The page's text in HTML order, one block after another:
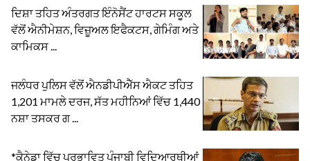
ਦਿਸ਼ਾ ਤਹਿਤ ਅੰਤਰਗਤ ਇੰਨੋਸੈਂਟ ਹਾਰਟਸ ਸਕੂਲ
ਵੱਲੋਂ ਐਨੀਮੇਸ਼ਨ, ਵਿਜ਼ੂਅਲ ਇਫੈਕਟਸ, ਗੇਮਿੰਗ ਅਤੇ
ਕਾਮਿਕਸ ...
ਜਲੰਧਰ ਪੁਲਿਸ ਵੱਲੋਂ ਐਨਡੀਪੀਐੱਸ ਐਕਟ ਤਹਿਤ
1,201 ਮਾਮਲੇ ਦਰਜ, ਸੱਤ ਮਹੀਨਿਆਂ ਵਿੱਚ 1,440
ਨਸ਼ਾ ਤਸਕਰ ਗ ...
*ਕੈਨੇਡਾ ਵਿੱਚ ਪ੍ਰਭਾਵਿਤ ਪੰਜਾਬੀ ਵਿਦਿਆਰਥੀਆਂ